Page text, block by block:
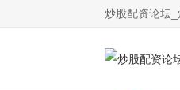
炒股配资论坛